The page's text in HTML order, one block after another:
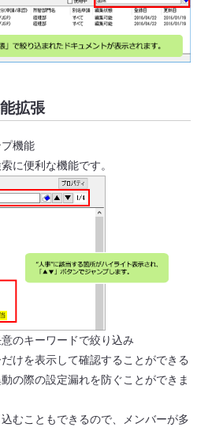
拡張
機能
に便利な機能です。
のキーワードで絞り込み
けを表示して確認することができる
の際の設定漏れを防ぐことができま
むこともできるので、メンバーが多